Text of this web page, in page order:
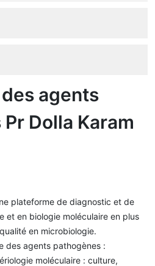
agents
Dolla Karam
plateforme de diagnostic et de
et en biologie moléculaire en plus
en microbiologie.
des agents pathogènes :
moléculaire : culture,